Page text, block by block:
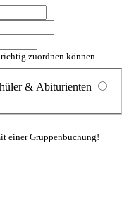
zuordnen können
& Abiturienten
einer Gruppenbuchung!